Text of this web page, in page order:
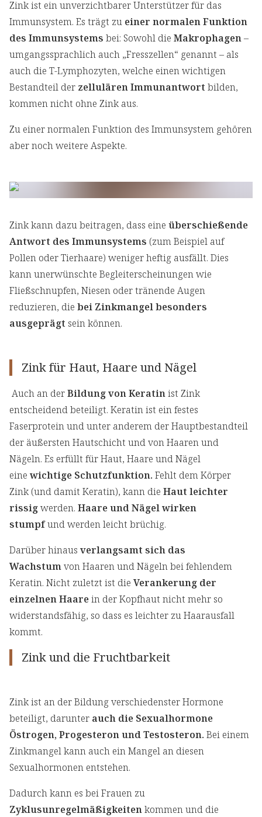
Zink ist ein unverzichtbarer Unterstützer für das
Immunsystem. Es trägt zu einer normalen Funktion
des Immunsystems bei: Sowohl die Makrophagen–
umgangssprachlich auch „Fresszellen“ genannt – als
auch die T-Lymphozyten, welche einen wichtigen
Bestandteil der zellulären Immunantwort bilden,
kommen nicht ohne Zink aus.
Zu einer normalen Funktion des Immunsystem gehören
aber noch weitere Aspekte.
Zink kann dazu beitragen, dass eine überschießende
Antwort des Immunsystems (zum Beispiel auf
Pollen oder Tierhaare) weniger heftig ausfällt. Dies
kann unerwünschte Begleiterscheinungen wie
Fließschnupfen, Niesen oder tränende Augen
reduzieren, die bei Zinkmangel besonders
ausgeprägt sein können.
Zink für Haut, Haare und Nägel
Auch an derBildung von Keratinist Zink
entscheidend beteiligt. Keratin ist ein festes
Faserprotein und unter anderem der Hauptbestandteil
der äußersten Hautschicht und von Haaren und
Nägeln. Es erfüllt für Haut, Haare und Nägel
eine wichtige Schutzfunktion. Fehlt dem Körper
Zink (und damit Keratin), kann die Haut leichter
rissigwerden. Haare und Nägel wirken
stumpfund werden leicht brüchig.
Darüber hinaus verlangsamt sich das
Wachstumvon Haaren und Nägeln bei fehlendem
Keratin. Nicht zuletzt ist die Verankerung der
einzelnen Haarein der Kopfhaut nicht mehr so
widerstandsfähig, so dass es leichter zu Haarausfall
kommt.
Zink und die Fruchtbarkeit
Zink ist an der Bildung verschiedenster Hormone
beteiligt, darunter auch die Sexualhormone
Östrogen, Progesteron und Testosteron. Bei einem
Zinkmangel kann auch ein Mangel an diesen
Sexualhormonen entstehen.
Dadurch kann es bei Frauen zu
Zyklusunregelmäßigkeitenkommen und die